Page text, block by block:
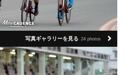
写真ギャラリーを見る 24 photos